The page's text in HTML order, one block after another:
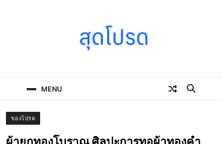
MENU
ของโปรด
ผ้ายกทองโบราณ ศิลปะการทอผ้าทองคำ